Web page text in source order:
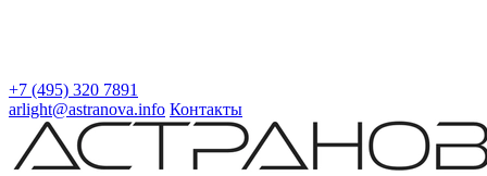
+7 (495) 320 7891
arlight@astranova.info Контакты